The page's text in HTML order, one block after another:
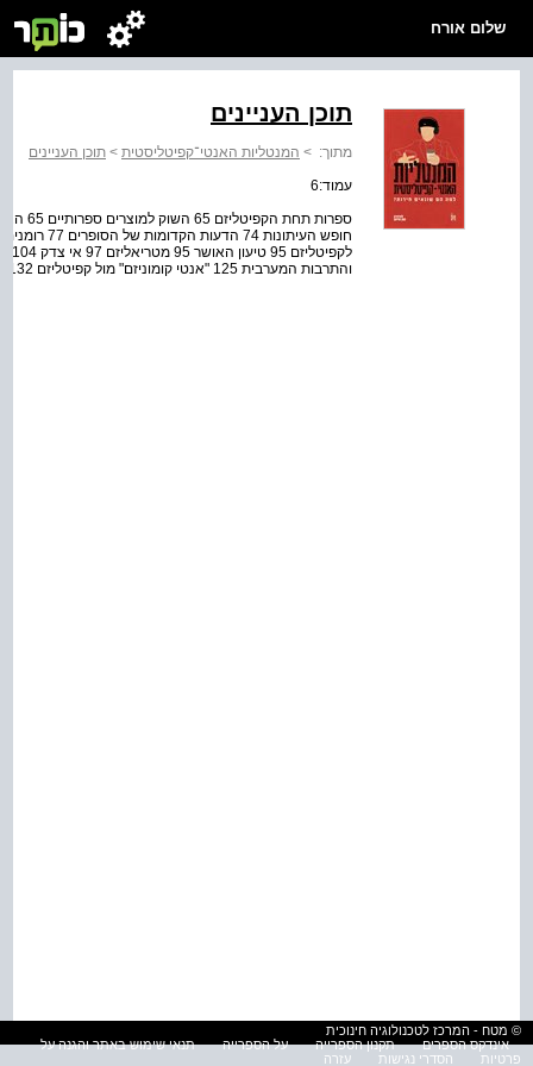
שלום אורח
תוכן העניינים
מתוך: > המנטליות האנטי־קפיטליסטית > תוכן העניינים
עמוד:6
והתרבות המערבית 125 "אנטי קומוניזם" מול קפיטליזם 132
© מטח - המרכז לטכנולוגיה חינוכית
אינדקס הספרים
תקנון הספרייה על הספרייה
תנאי שימוש באתר והגנה על
פרטיות
הסדרי נגישות עזרה